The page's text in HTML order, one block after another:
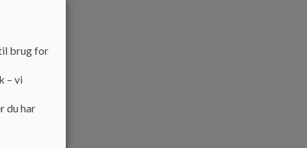
2026.
brug for
– vi
du har